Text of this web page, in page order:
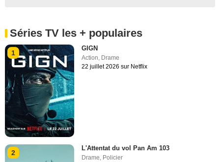
Séries TV les + populaires
1
GIGN
Action, Drame
22 juillet 2026 sur Netflix
2
L'Attentat du vol Pan Am 103
Drame Policier